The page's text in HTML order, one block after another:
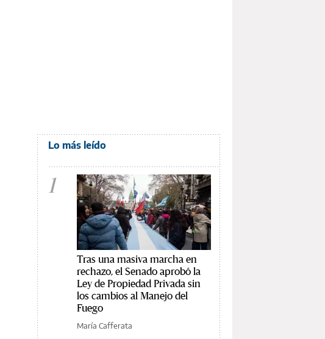
Lo más leído
1
Tras una masiva marcha en
rechazo, el Senado aprobó la
Ley de Propiedad Privada sin
los cambios al Manejo del
Fuego
María Cafferata